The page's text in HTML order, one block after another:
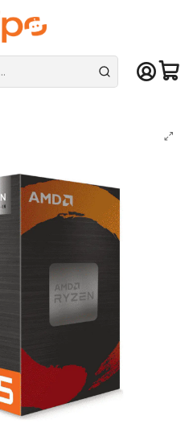
De lunes a sábado en el gran
Procesadores AMD
Core, 3,7Ghz (4,6Ghz Max Boost),
65W